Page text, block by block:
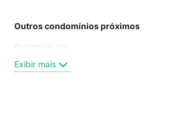
Outros condomínios próximos
Residencial Joy
Exibir mais